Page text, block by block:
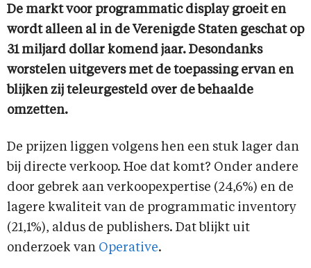
De markt voor programmatic display groeit en
wordt alleen al in de Verenigde Staten geschat op
31 miljard dollar komend jaar. Desondanks
worstelen uitgevers met de toepassing ervan en
blijken zij teleurgesteld over de behaalde
omzetten.
De prijzen liggen volgens hen een stuk lager dan
bij directe verkoop. Hoe dat komt? Onder andere
door gebrek aan verkoopexpertise (24,6%) en de
lagere kwaliteit van de programmatic inventory
(21,1%), aldus de publishers. Dat blijkt uit
onderzoek van Operative.